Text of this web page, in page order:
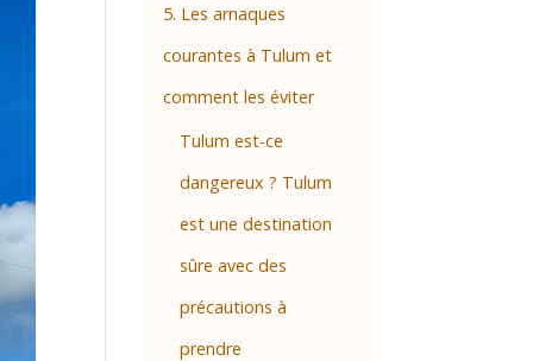
5. Les arnaques
courantes à Tulum et
comment les éviter
Tulum est-ce
dangereux ? Tulum
est une destination
sûre avec des
précautions à
prendre